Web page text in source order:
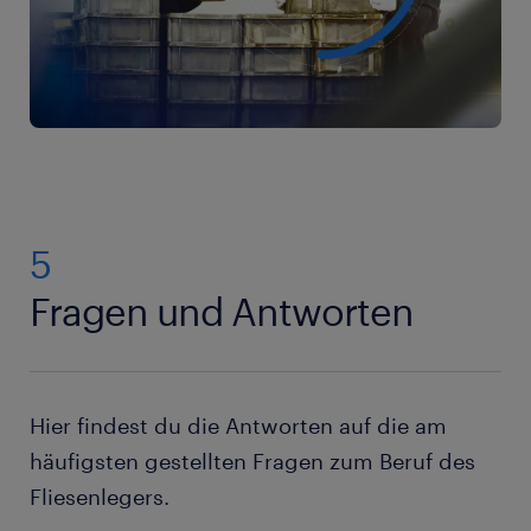
keinen Reklamationen kommt.
5
Fragen und Antworten
Hier findest du die Antworten auf die am
häufigsten gestellten Fragen zum Beruf des
Fliesenlegers.